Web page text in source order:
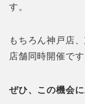
す。
もちろん神戸店
店舗同時開催です
ぜひ、この機会